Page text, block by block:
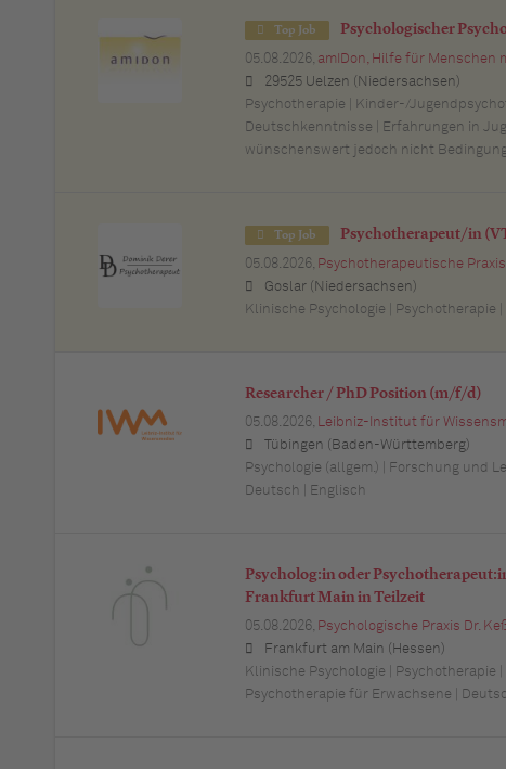
Top Job Psychologischer
05.08.2026, amIDon, Hilfe für Menschen
29525 Uelzen (Niedersachsen)
Psychotherapie | Kinder-/
Deutschkenntnisse | Erfahrungen in
wünschenswert jedoch nicht Bedingung
Top Job Psychotherapeut/in
05.08.2026, Psychotherapeutische
Goslar (Niedersachsen)
Klinische Psychologie | Psychotherapie
Researcher / PhD Position (m/f/d)
05.08.2026,
Leibniz-Institut für
Tübingen (Baden-Württemberg)
Psychologie (allgem.) | Forschung und
Deutsch | Englisch
Psycholog:in oder
Frankfurt Main in Teilzeit
05.08.2026, Psychologische Praxis Dr.
Frankfurt am Main (Hessen)
Klinische Psychologie | Psychotherapie
Psychotherapie für Erwachsene |